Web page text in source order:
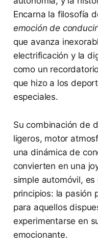
Encarna la filosofía
emoción de
que avanza
electrificación y la
como un
que hizo a los
especiales.
Su combinación de
ligeros, motor
una dinámica de
convierten en una
simple automóvil,
principios: la pasión
para aquellos
experimentarse en
emocionante.